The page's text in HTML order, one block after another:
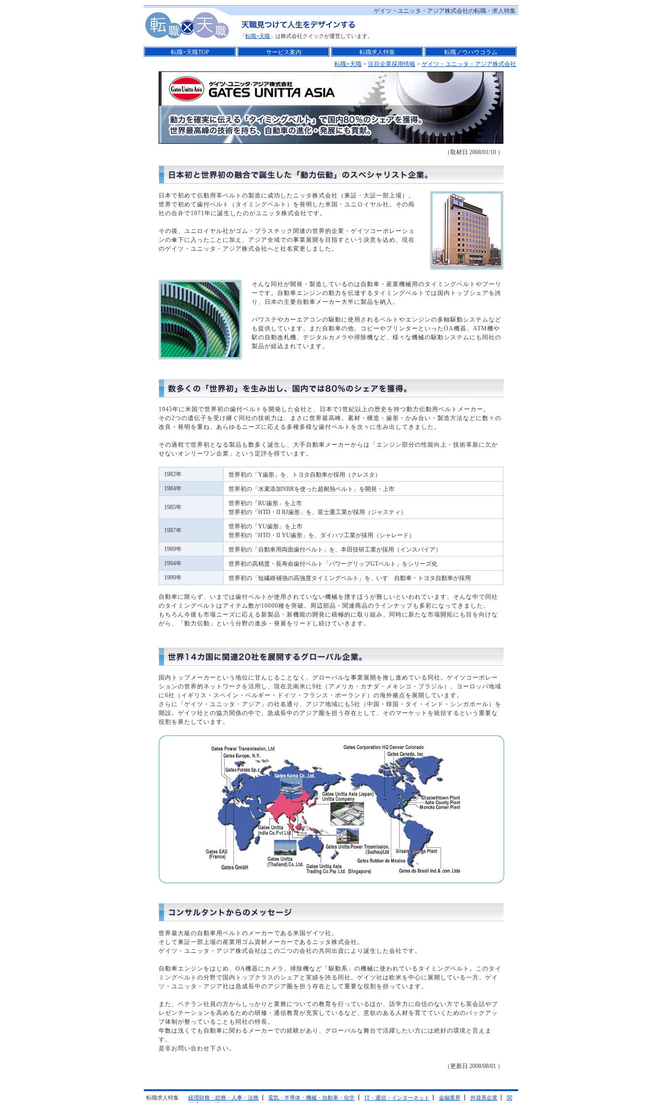
ゲイツ・ユニッタ・アジア株式会社の転職・求人特集
「転職×天職 」は株式会社クイックが運営しています。
転職×天職TOP サービス案内 転職求人特集
転職ノウハウコラム
転職×天職 > 注目企業採用情報 > ゲイツ・ユニッタ・アジア株式会社
（取材日 2008/01/10 ）
日本で初めて伝動用革ベルトの製造に成功したニッタ株式会社（東証・大証一部上場）。
世界で初めて歯付ベルト（タイミングベルト）を発明した米国・ユニロイヤル社。その両
社の合弁で1971年に誕生したのがユニッタ株式会社です。
その後、ユニロイヤル社がゴム・プラスチック関連の世界的企業・ゲイツコーポレーショ
ンの傘下に入ったことに加え、アジア全域での事業展開を目指すという決意を込め、現在
のゲイツ・ユニッタ・アジア株式会社へと社名変更しました。
そんな同社が開発・製造しているのは自動車・産業機械用のタイミングベルトやプーリ
ーです。自動車エンジンの動力を伝達するタイミングベルトでは国内トップシェアを誇
り、日本の主要自動車メーカー大半に製品を納入。
パワステやカーエアコンの駆動に使用されるベルトやエンジンの多軸駆動システムなど
も提供しています。また自動車の他、コピーやプリンターといったOA機器、ATM機や
駅の自動改札機、デジタルカメラや掃除機など、様々な機械の駆動システムにも同社の
製品が組込まれています。
1945年に米国で世界初の歯付ベルトを開発した会社と、日本で1世紀以上の歴史を持つ動力伝動用ベルトメーカー。
その2つの遺伝子を受け継ぐ同社の技術力は、まさに世界最高峰。素材・構造・歯形・かみ合い・製造方法などに数々の
改良・発明を重ね、あらゆるニーズに応える多種多様な歯付ベルトを次々に生み出してきました。
その過程で世界初となる製品も数多く誕生し、大手自動車メーカーからは「エンジン部分の性能向上・技術革新に欠か
せないオンリーワン企業」という定評を得ています。
1982年
世界初の「Y歯形」を、トヨタ自動車が採用（クレスタ）
1984年
世界初の「水素添加NBRを使った超耐熱ベルト」を開発・上市
1985年
世界初の「RU歯形」を上市
世界初の「HTD・II RJ歯形」を、富士重工業が採用（ジャスティ）
1987年
世界初の「YU歯形」を上市
世界初の「HTD・II YU歯形」を、ダイハツ工業が採用（シャレード）
1989年
世界初の「自動車用両面歯付ベルト」を、本田技研工業が採用（インスパイア）
1994年
世界初の高精度・長寿命歯付ベルト「パワーグリップGTベルト」をシリーズ化
1999年
世界初の「短繊維補強の高強度タイミングベルト」を、いすゞ自動車・トヨタ自動車が採用
自動車に限らず、いまでは歯付ベルトが使用されていない機械を捜すほうが難しいといわれています。そんな中で同社
のタイミングベルトはアイテム数が10000種を突破。周辺部品・関連商品のラインナップも多彩になってきました。
もちろん今後も市場ニーズに応える新製品・新機能の開発に積極的に取り組み、同時に新たな市場開拓にも目を向けな
がら、「動力伝動」という分野の進歩・発展をリードし続けていきます。
国内トップメーカーという地位に甘んじることなく、グローバルな事業展開を推し進めている同社。ゲイツコーポレー
ションの世界的ネットワークを活用し、現在北南米に9社（アメリカ・カナダ・メキシコ・ブラジル）、ヨーロッパ地域
に6社（イギリス・スペイン・ベルギー・ドイツ・フランス・ポーランド）の海外拠点を展開しています。
さらに「ゲイツ・ユニッタ・アジア」の社名通り、アジア地域にも5社（中国・韓国・タイ・インド・シンガポール）を
開設。ゲイツ社との協力関係の中で、急成長中のアジア圏を担う存在として、そのマーケットを統括するという重要な
役割を果たしています。
世界最大級の自動車用ベルトのメーカーである米国ゲイツ社。
そして東証一部上場の産業用ゴム資材メーカーであるニッタ株式会社。
ゲイツ・ユニッタ・アジア株式会社はこの二つの会社の共同出資により誕生した会社です。
自動車エンジンをはじめ、OA機器にカメラ、掃除機など「駆動系」の機械に使われているタイミングベルト。このタイ
ミングベルトの分野で国内トップクラスのシェアと実績を誇る同社。ゲイツ社は欧米を中心に展開している一方、ゲイ
ツ・ユニッタ・アジア社は急成長中のアジア圏を担う存在として重要な役割を担っています。
また、ベテラン社員の方からしっかりと業務についての教育を行っているほか、語学力に自信のない方でも英会話やプ
レゼンテーションを高めるための研修・通信教育が充実しているなど、意欲のある人材を育てていくためのバックアッ
プ体制が整っていることも同社の特長。
年数は浅くても自動車に関わるメーカーでの経験があり、グローバルな舞台で活躍したい方には絶好の環境と言えま
す。
是非お問い合わせ下さい。
（更新日 2008/08/01 ）
転職求人特集 経理財務・総務・人事・法務 電気・半導体・機械・自動車・化学 IT・通信・インターネット 金融業界 外資系企業
関